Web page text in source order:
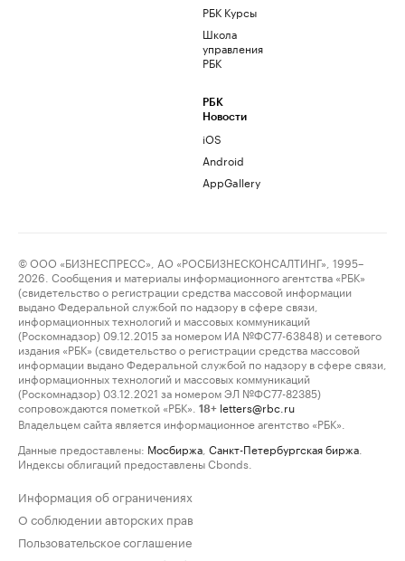
РБК Курсы
Школа
управления
РБК
РБК
Новости
iOS
Android
AppGallery
© ООО «БИЗНЕСПРЕСС», АО «РОСБИЗНЕСКОНСАЛТИНГ», 1995–
2026. Сообщения и материалы информационного агентства «РБК»
(свидетельство о регистрации средства массовой информации
выдано Федеральной службой по надзору в сфере связи,
информационных технологий и массовых коммуникаций
(Роскомнадзор) 09.12.2015 за номером ИА №ФС77-63848) и сетевого
издания «РБК» (свидетельство о регистрации средства массовой
информации выдано Федеральной службой по надзору в сфере связи,
информационных технологий и массовых коммуникаций
(Роскомнадзор) 03.12.2021 за номером ЭЛ №ФС77-82385)
сопровождаются пометкой «РБК».
18+ letters@rbc.ru
Владельцем сайта является информационное агентство «РБК».
Данные предоставлены: Мосбиржа Санкт-Петербургская биржа
Индексы облигаций предоставлены Cbonds.
Информация об ограничениях
О соблюдении авторских прав
Пользовательское соглашение